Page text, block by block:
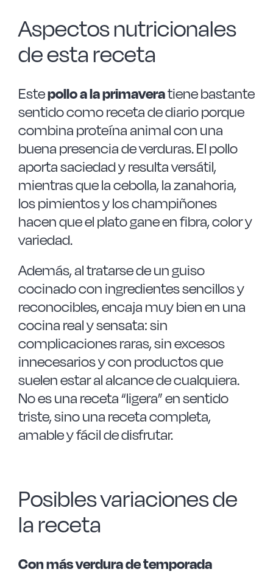
Aspectos nutricionales
de esta receta
Estepollo a la primaveratiene bastante
sentido como receta de diario porque
combina proteína animal con una
buena presencia de verduras. El pollo
aporta saciedad y resulta versátil,
mientras que la cebolla, la zanahoria,
los pimientos y los champiñones
hacen que el plato gane en fibra, color y
variedad.
Además, al tratarse de un guiso
cocinado con ingredientes sencillos y
reconocibles, encaja muy bien en una
cocina real y sensata: sin
complicaciones raras, sin excesos
innecesarios y con productos que
suelen estar al alcance de cualquiera.
No es una receta “ligera” en sentido
triste, sino una receta completa,
amable y fácil de disfrutar.
Posibles variaciones de
la receta
Con más verdura de temporada